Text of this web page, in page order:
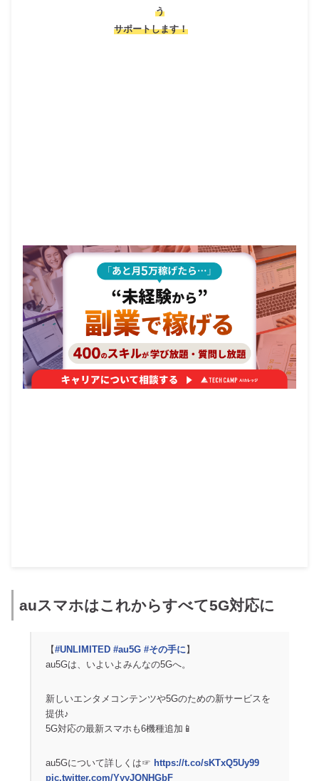
う
サポートします！
auスマホはこれからすべて5G対応に
【#UNLIMITED #au5G #その手に 】
au5Gは、いよいよみんなの5Gへ。
新しいエンタメコンテンツや5Gのための新サービスを
提供♪
5G対応の最新スマホも6機種追加📱
au5Gについて詳しくは☞ https://t.co/sKTxQ5Uy99
pic.twitter.com/YyyJQNHGbF